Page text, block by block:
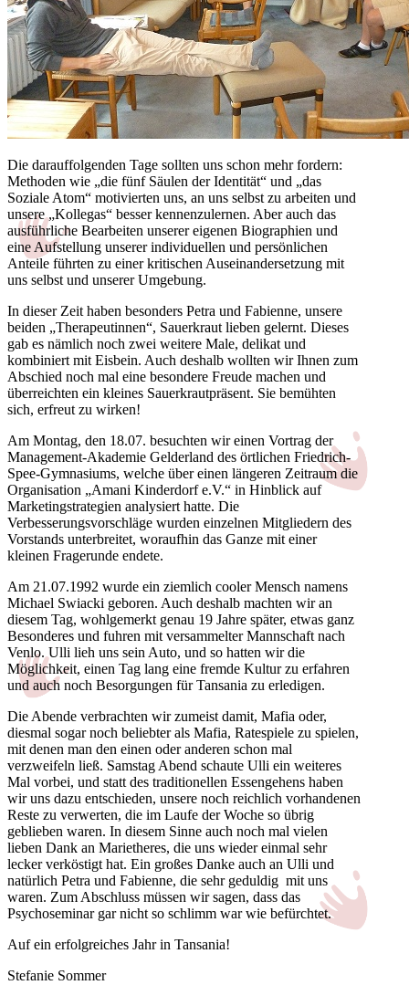
Die darauffolgenden Tage sollten uns schon mehr fordern:
Methoden wie „die fünf Säulen der Identität“ und „das
Soziale Atom“ motivierten uns, an uns selbst zu arbeiten und
unsere „Kollegas“ besser kennenzulernen. Aber auch das
ausführliche Bearbeiten unserer eigenen Biographien und
eine Aufstellung unserer individuellen und persönlichen
Anteile führten zu einer kritischen Auseinandersetzung mit
uns selbst und unserer Umgebung.
In dieser Zeit haben besonders Petra und Fabienne, unsere
beiden „Therapeutinnen“, Sauerkraut lieben gelernt. Dieses
gab es nämlich noch zwei weitere Male, delikat und
kombiniert mit Eisbein. Auch deshalb wollten wir Ihnen zum
Abschied noch mal eine besondere Freude machen und
überreichten ein kleines Sauerkrautpräsent. Sie bemühten
sich, erfreut zu wirken!
Am Montag, den 18.07. besuchten wir einen Vortrag der
Management-Akademie Gelderland des örtlichen Friedrich-
Spee-Gymnasiums, welche über einen längeren Zeitraum die
Organisation „Amani Kinderdorf e.V.“ in Hinblick auf
Marketingstrategien analysiert hatte. Die
Verbesserungsvorschläge wurden einzelnen Mitgliedern des
Vorstands unterbreitet, woraufhin das Ganze mit einer
kleinen Fragerunde endete.
Am 21.07.1992 wurde ein ziemlich cooler Mensch namens
Michael Swiacki geboren. Auch deshalb machten wir an
diesem Tag, wohlgemerkt genau 19 Jahre später, etwas ganz
Besonderes und fuhren mit versammelter Mannschaft nach
Venlo. Ulli lieh uns sein Auto, und so hatten wir die
Möglichkeit, einen Tag lang eine fremde Kultur zu erfahren
und auch noch Besorgungen für Tansania zu erledigen.
Die Abende verbrachten wir zumeist damit, Mafia oder,
diesmal sogar noch beliebter als Mafia, Ratespiele zu spielen,
mit denen man den einen oder anderen schon mal
verzweifeln ließ. Samstag Abend schaute Ulli ein weiteres
Mal vorbei, und statt des traditionellen Essengehens haben
wir uns dazu entschieden, unsere noch reichlich vorhandenen
Reste zu verwerten, die im Laufe der Woche so übrig
geblieben waren. In diesem Sinne auch noch mal vielen
lieben Dank an Marietheres, die uns wieder einmal sehr
lecker verköstigt hat. Ein großes Danke auch an Ulli und
natürlich Petra und Fabienne, die sehr geduldig mit uns
waren. Zum Abschluss müssen wir sagen, dass das
Psychoseminar gar nicht so schlimm war wie befürchtet.
Auf ein erfolgreiches Jahr in Tansania!
Stefanie Sommer